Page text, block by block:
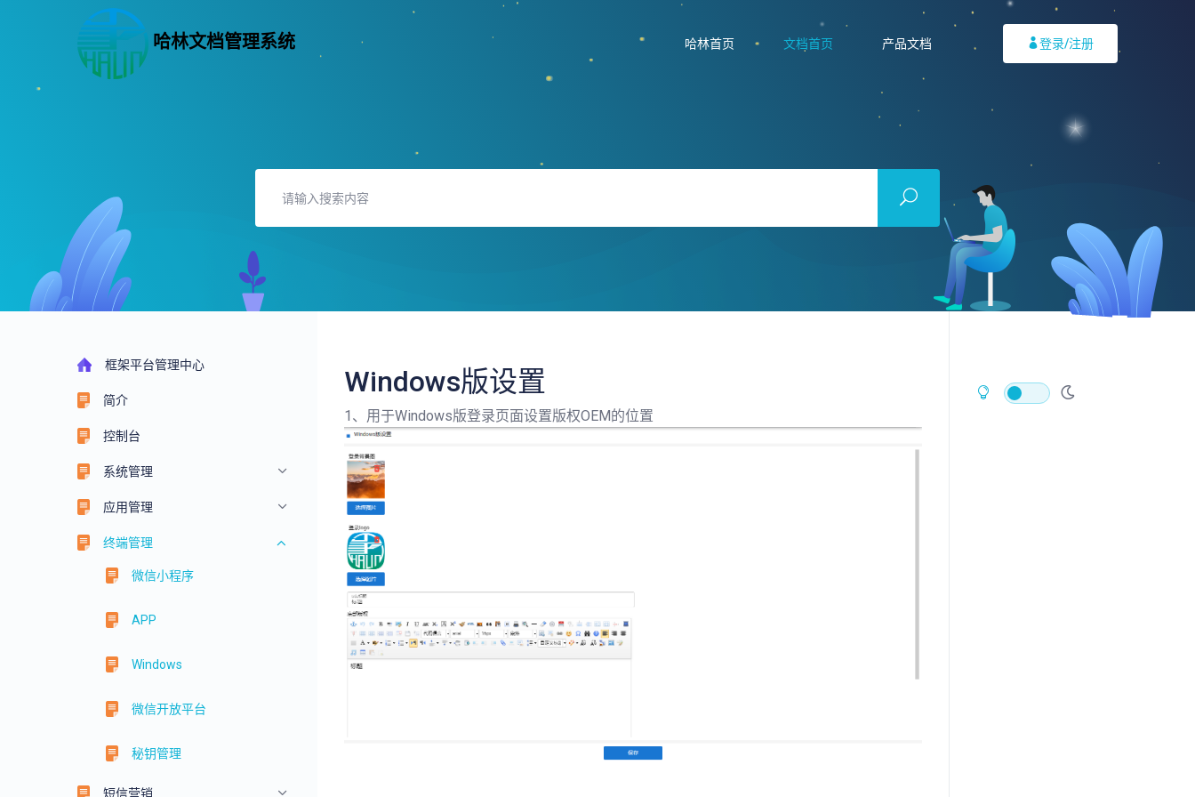
哈林文档管理系统 哈林首页 文档首页 产品文档 登录/注册
框架平台管理中心
简介
控制台
系统管理
应用管理
终端管理
微信小程序
APP
Windows
微信开放平台
秘钥管理
短信营销
Windows版设置
1、用于Windows版登录页面设置版权OEM的位置